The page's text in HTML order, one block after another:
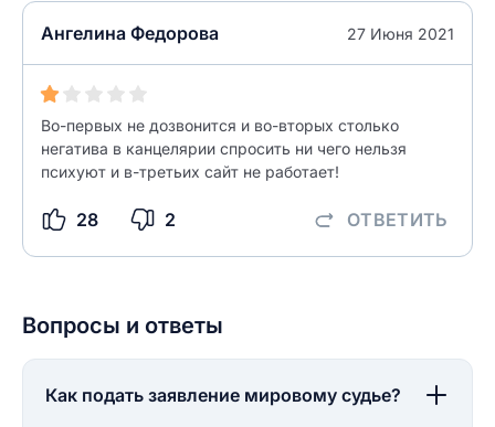
Ангелина Федорова 27 Июня 2021
Во-первых не дозвонится и во-вторых столько
негатива в канцелярии спросить ни чего нельзя
психуют и в-третьих сайт не работает!
28 2 ОТВЕТИТЬ
Вопросы и ответы
Как подать заявление мировому судье?